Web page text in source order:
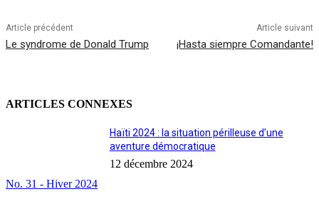
Article précédent
Le syndrome de Donald Trump
Article suivant
¡Hasta siempre Comandante!
ARTICLES CONNEXES
No. 31 - Hiver 2024
Haïti 2024 : la situation périlleuse d’une
aventure démocratique
12 décembre 2024